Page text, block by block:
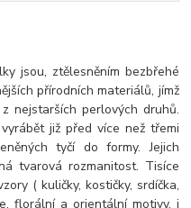
jsou, ztělesněním bezbřehé
přírodních materiálů, jímž
nejstarších perlových druhů.
již před více než třemi
tyčí do formy. Jejich
tvarová rozmanitost. Tisíce
( kuličky, kostičky, srdíčka,
florální a orientální motivy, i